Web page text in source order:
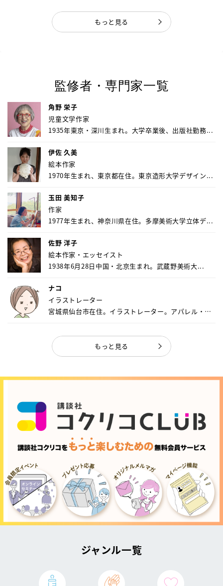
もっと見る
監修者・専門家一覧
角野 栄子
児童文学作家
1935年東京・深川生まれ。大学卒業後、出版社勤務...
伊佐 久美
絵本作家
1970年生まれ、東京都在住。東京造形大学デザイン...
玉田 美知子
作家
1977年生まれ、神奈川県在住。多摩美術大学立体デ...
佐野 洋子
絵本作家・エッセイスト
1938年6月28日中国・北京生まれ。武蔵野美術大...
ナコ
イラストレーター
宮城県仙台市在住。イラストレーター。アパレル・キ
もっと見る
ジャンル一覧